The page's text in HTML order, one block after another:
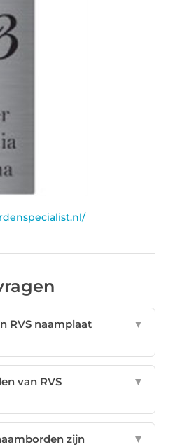
RVS naamplaat
▼
van RVS
▼
zijn
▼